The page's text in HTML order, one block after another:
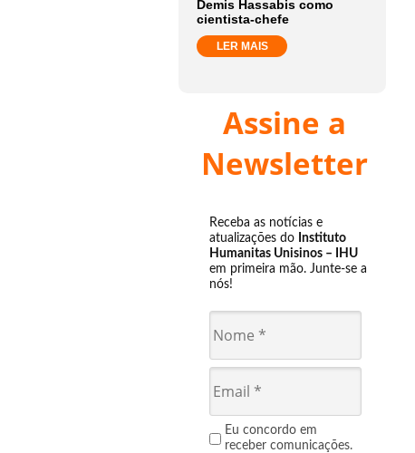
Demis Hassabis como
cientista-chefe
LER MAIS
Assine a
Newsletter
Receba as notícias e
atualizações do Instituto
Humanitas Unisinos – IHU
em primeira mão. Junte-se a
nós!
Eu concordo em
receber comunicações.